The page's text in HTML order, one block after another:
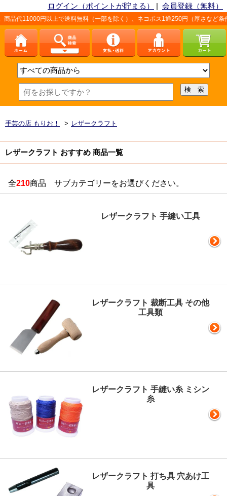
ログイン（ポイントが貯まる） | 会員登録（無料）
で送料無料（一部を除く）、ネコポス1通250円（厚さなど条件あり）。詳し
手芸の店 もりお！ > レザークラフト
レザークラフト おすすめ 商品一覧
全210商品 サブカテゴリーをお選びください。
レザークラフト 手縫い工具
レザークラフト 裁断工具 その他
工具類
レザークラフト 手縫い糸 ミシン
糸
レザークラフト 打ち具 穴あけ工
具